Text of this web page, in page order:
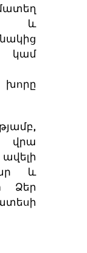
և
վրա
ավելի
և
Ձեր